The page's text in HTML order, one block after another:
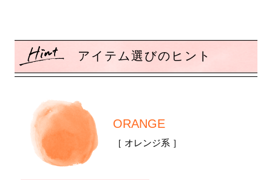
アイテム選びのヒント
ORANGE
［ オレンジ系 ］